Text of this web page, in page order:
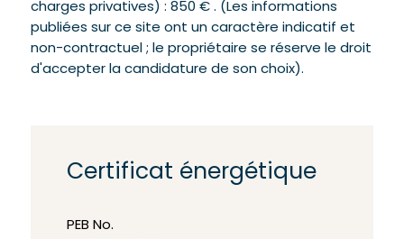
charges privatives) : 850 € . (Les informations
publiées sur ce site ont un caractère indicatif et
non-contractuel ; le propriétaire se réserve le droit
d'accepter la candidature de son choix).
Certificat énergétique
PEB No.